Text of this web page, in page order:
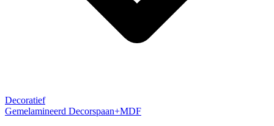
Decoratief
Gemelamineerd Decorspaan+MDF